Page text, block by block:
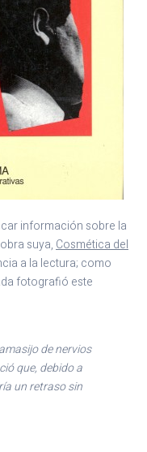
información sobre la
suya, Cosmética del
a la lectura; como
fotografió este
de nervios
que, debido a
un retraso sin